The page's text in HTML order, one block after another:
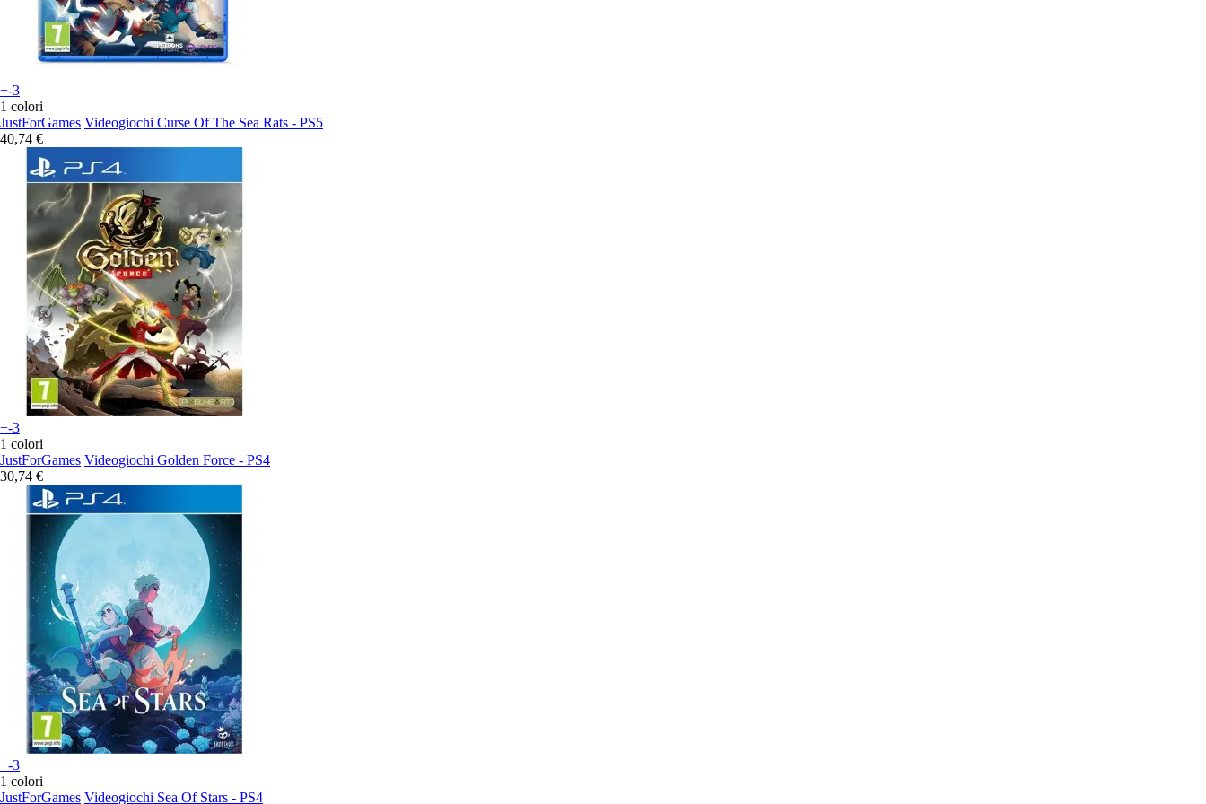
+-3
1 colori
JustForGames Videogiochi Curse Of The Sea Rats - PS5
40,74 €
+-3
1 colori
JustForGames Videogiochi Golden Force - PS4
30,74 €
+-3
1 colori
JustForGames Videogiochi Sea Of Stars - PS4